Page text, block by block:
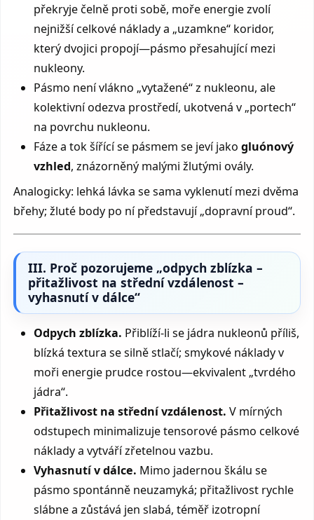
překryje čelně proti sobě, moře energie zvolí
nejnižší celkové náklady a „uzamkne“ koridor,
který dvojici propojí—pásmo přesahující mezi
nukleony.
Pásmo není vlákno „vytažené“ z nukleonu, ale
kolektivní odezva prostředí, ukotvená v „portech“
na povrchu nukleonu.
Fáze a tok šířící se pásmem se jeví jakogluónový
vzhled, znázorněný malými žlutými ovály.
Analogicky: lehká lávka se sama vyklenutí mezi dvěma
břehy; žluté body po ní představují „dopravní proud“.
III. Proč pozorujeme „odpych zblízka –
přitažlivost na střední vzdálenost –
vyhasnutí v dálce“
Odpych zblízka. Přiblíží-li se jádra nukleonů příliš,
blízká textura se silně stlačí; smykové náklady v
moři energie prudce rostou—ekvivalent „tvrdého
jádra“.
Přitažlivost na střední vzdálenost. V mírných
odstupech minimalizuje tensorové pásmo celkové
náklady a vytváří zřetelnou vazbu.
Vyhasnutí v dálce. Mimo jadernou škálu se
pásmo spontánně neuzamyká; přitažlivost rychle
slábne a zůstává jen slabá, téměř izotropní